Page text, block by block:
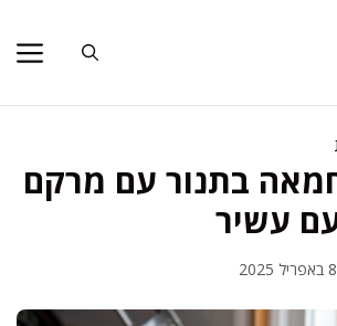
בתנור עם מרקם
עשיר
8 באפריל 2025